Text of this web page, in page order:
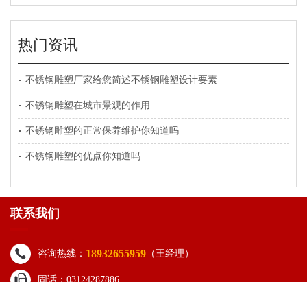
热门资讯
不锈钢雕塑厂家给您简述不锈钢雕塑设计要素
不锈钢雕塑在城市景观的作用
不锈钢雕塑的正常保养维护你知道吗
不锈钢雕塑的优点你知道吗
联系我们
咨询热线： 18932655959 （王经理）
固话：03124287886